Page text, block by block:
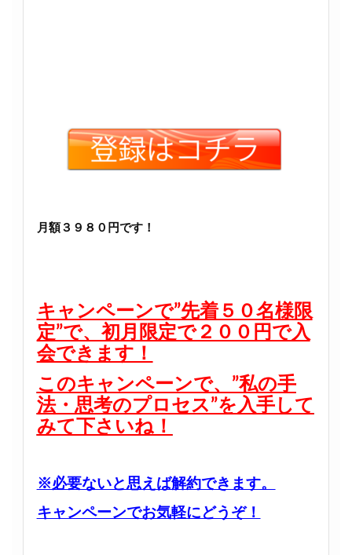
月額３９８０円です！
キャンペーンで”先着５０名様限
定”で、初月限定で２００円で入
会できます！
このキャンペーンで、”私の手
法・思考のプロセス”を入手して
みて下さいね！
※必要ないと思えば解約できます。
キャンペーンでお気軽にどうぞ！